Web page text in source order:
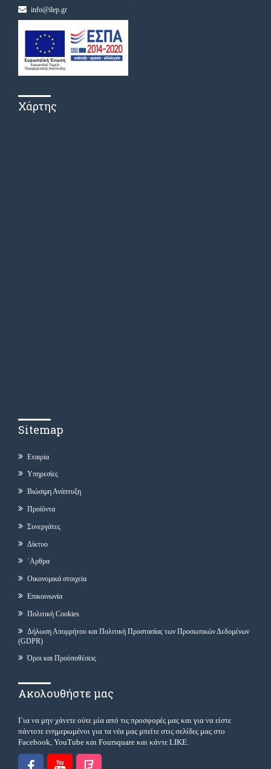
info@ilep.gr
Χάρτης
Sitemap
Εταιρία
Υπηρεσίες
Βιώσιμη Ανάπτυξη
Προϊόντα
Συνεργάτες
Δίκτυο
΄Αρθρα
Οικονομικά στοιχεία
Επικοινωνία
Πολιτική Cookies
Δήλωση Απορρήτου και Πολιτική Προστασίας των Προσωπικών Δεδομένων
(GDPR)
Όροι και Προϋποθέσεις
Ακολουθήστε μας
Για να μην χάνετε ούτε μία από τις προσφορές μας και για να είστε
πάντοτε ενημερωμένοι για τα νέα μας μπείτε στις σελίδες μας στο
Facebook, YouTube και Foursquare και κάντε LIKE.